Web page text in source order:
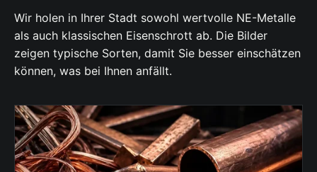
Wir holen in Ihrer Stadt sowohl wertvolle NE-Metalle
als auch klassischen Eisenschrott ab. Die Bilder
zeigen typische Sorten, damit Sie besser einschätzen
können, was bei Ihnen anfällt.